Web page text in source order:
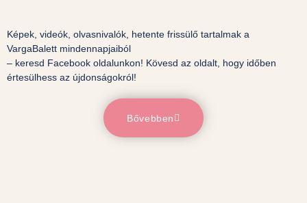
Képek, videók, olvasnivalók, hetente frissülő tartalmak a
VargaBalett mindennapjaiból
– keresd Facebook oldalunkon! Kövesd az oldalt, hogy időben
értesülhess az újdonságokról!
Bővebben